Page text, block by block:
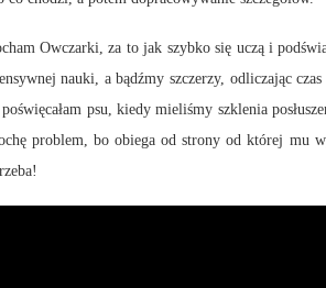
za to jak szybko się uczą i
nauki, a bądźmy szczerzy, odliczając
psu, kiedy mieliśmy szklenia
problem, bo obiega od strony od której mu